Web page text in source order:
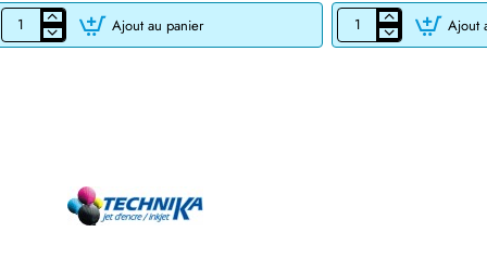
CARTOUCHE
JET
Ajout au panier
CARTOUCHE
DE
Ajout